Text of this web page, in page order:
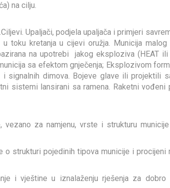
na cilju.
Upaljači, podjela upaljača i primjeri
toku kretanja u cijevi oružja. Municija malog
na upotrebi jakog eksploziva (HEAT ili
sa efektom gnječenja; Eksplozivom
i signalnih dimova. Bojeve glave ili projektili
sistemi lansirani sa ramena. Raketni
za namjenu, vrste i strukturu
strukturi pojedinih tipova municije i procijeni
i vještine u iznalaženju rješenja za